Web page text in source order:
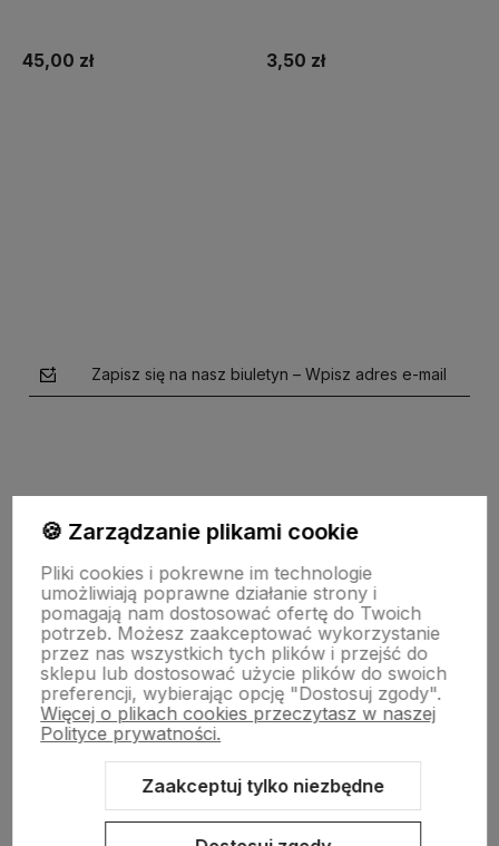
45,00 zł 3,50 zł
Zapisz się na nasz biuletyn – Wpisz adres e-mail
polityce prywatności
SKLEPOWY NIEZBĘDNIK
BAZA WIEDZY
🍪 Zarządzanie plikami cookie
Pliki cookies i pokrewne im technologie
umożliwiają poprawne działanie strony i
pomagają nam dostosować ofertę do Twoich
potrzeb. Możesz zaakceptować wykorzystanie
przez nas wszystkich tych plików i przejść do
sklepu lub dostosować użycie plików do swoich
preferencji, wybierając opcję "Dostosuj zgody".
Więcej o plikach cookies przeczytasz w naszej
Polityce prywatności.
Zaakceptuj tylko niezbędne